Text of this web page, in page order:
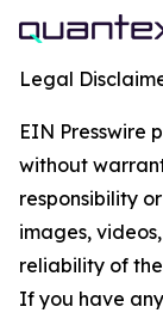
Legal
EIN Presswire
without
responsibility
images,
reliability of
If you have